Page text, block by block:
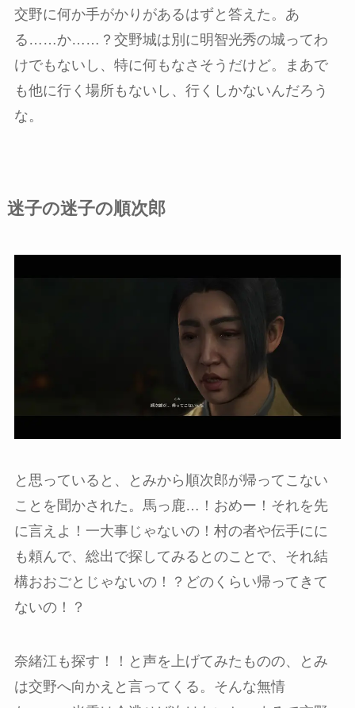
交野に何か手がかりがあるはずと答えた。あ
る……か……？交野城は別に明智光秀の城ってわ
けでもないし、特に何もなさそうだけど。まあで
も他に行く場所もないし、行くしかないんだろう
な。
迷子の迷子の順次郎
と思っていると、とみから順次郎が帰ってこない
ことを聞かされた。馬っ鹿…！おめー！それを先
に言えよ！一大事じゃないの！村の者や伝手にに
も頼んで、総出で探してみるとのことで、それ結
構おおごとじゃないの！？どのくらい帰ってきて
ないの！？
奈緒江も探す！！と声を上げてみたものの、とみ
は交野へ向かえと言ってくる。そんな無情